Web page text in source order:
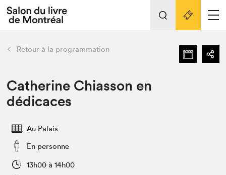
L'événement
Préparer sa visite au Salon
SLM PRO
retour Nos activités
Préparer sa visite
Salon au Palais
Salon dans la ville et en ligne
Liens pratiques
Retour à la programmation
Catherine Chiasson en
dédicaces
Au Palais
En personne
13h00 à 14h00